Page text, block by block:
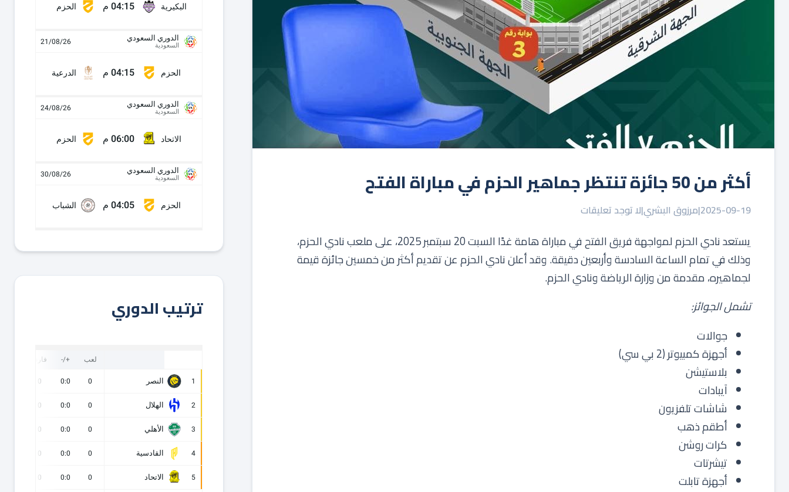
أكثر من 50 جائزة تنتظر جماهير الحزم في مباراة الفتح
2025-09-19
|مرزوق البشري|لا توجد تعليقات
يستعد نادي الحزم لمواجهة فريق الفتح في مباراة هامة غدًا السبت 20 سبتمبر 2025، على ملعب نادي الحزم،
وذلك في تمام الساعة السادسة وأربعين دقيقة. وقد أعلن نادي الحزم عن تقديم أكثر من خمسين جائزة قيمة
لجماهيره، مقدمة من وزارة الرياضة ونادي الحزم.
تشمل الجوائز:
جوالات
أجهزة كمبيوتر (2 بي سي)
بلاستيشن
آيبادات
شاشات تلفزيون
أطقم ذهب
كرات روشن
تيشرتات
أجهزة تابلت
البكيرية 04:15 م الحزم
الدوري السعودي
السعودية 21/08/26
الحزم 04:15 م الدرعية
الدوري السعودي
السعودية 24/08/26
الاتحاد 06:00 م الحزم
الدوري السعودي
السعودية 30/08/26
الحزم 04:05 م الشباب
ترتيب الدوري
لعب +/- فارق
1 النصر 0
0:0
0
2 الهلال 0
0:0
0
3 الأهلي 0
0:0
0
4 القادسية 0
0:0
0
5 الاتحاد 0
0:0
0